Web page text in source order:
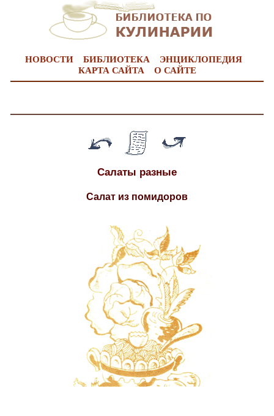
НОВОСТИ БИБЛИОТЕКА
ЭНЦИКЛОПЕДИЯ
КАРТА САЙТА
О САЙТЕ
Салаты разные
Салат из помидоров